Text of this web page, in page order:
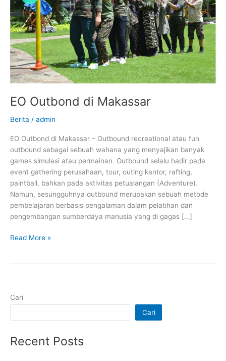
EO Outbond di Makassar
Berita / admin
EO Outbond di Makassar – Outbound recreational atau fun
outbound sebagai sebuah wahana yang menyajikan banyak
games simulasi atau permainan. Outbound selalu hadir pada
event gathering perusahaan, tour, outing kantor, rafting,
paintball, bahkan pada aktivitas petualangan (Adventure).
Namun, sesungguhnya outbound merupakan sebuah metode
pembelajaran berbasis pengalaman dalam pelatihan dan
pengembangan sumberdaya manusia yang di gagas […]
Read More »
Cari
Cari
Recent Posts